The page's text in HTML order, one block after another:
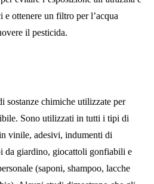
ottenere un filtro per l’acqua
il pesticida.
sostanze chimiche utilizzate per
Sono utilizzati in tutti i tipi di
vinile, adesivi, indumenti di
da giardino, giocattoli gonfiabili e
(saponi, shampoo, lacche